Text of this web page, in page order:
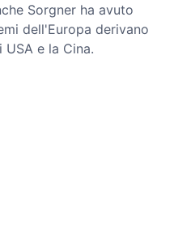
Sorgner ha avuto
dell'Europa derivano
e la Cina.